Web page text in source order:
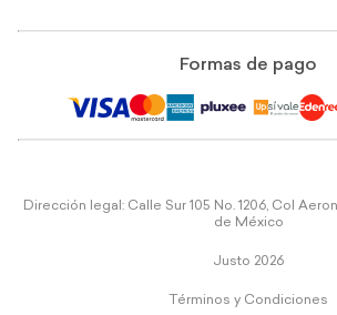
Formas de pago
Dirección legal: Calle Sur 105 No. 1206, Col
de México
Justo 2026
Términos y Condiciones